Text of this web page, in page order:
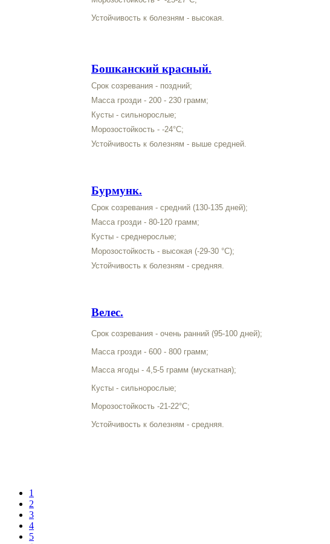
Устойчивость к болезням - высокая.
Бошканский красный.
Срок созревания - поздний;
Масса грозди - 200 - 230 грамм;
Кусты - сильнорослые;
Морозостойкость - -24°С;
Устойчивость к болезням - выше средней.
Бурмунк.
Срок созревания - средний (130-135 дней);
Масса грозди - 80-120 грамм;
Кусты - среднерослые;
Морозостойкость - высокая (-29-30 °С);
Устойчивость к болезням - средняя.
Велес.
Срок созревания - очень ранний (95-100 дней);
Масса грозди - 600 - 800 грамм;
Масса ягоды - 4,5-5 грамм (мускатная);
Кусты - сильнорослые;
Морозостойкость -21-22°С;
Устойчивость к болезням - средняя.
1
2
3
4
5